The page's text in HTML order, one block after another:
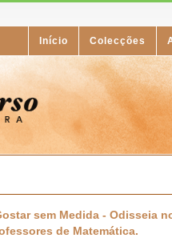
Início Colecções
sem Medida - Odisseia
de Matemática.